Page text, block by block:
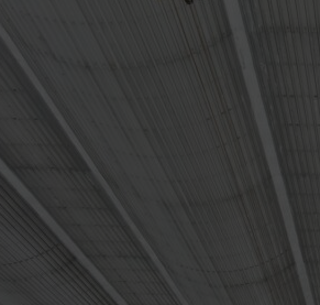
nabízených prací nenašli Vámi
nás kontaktovat.
horolezeckou techniku pro nás není
druh práce, ať je jakkoliv specifická. Ke
individuálně. Jsme Vám k dispozici 7
Cenová nabídka a konzultace s
ZDARMA!